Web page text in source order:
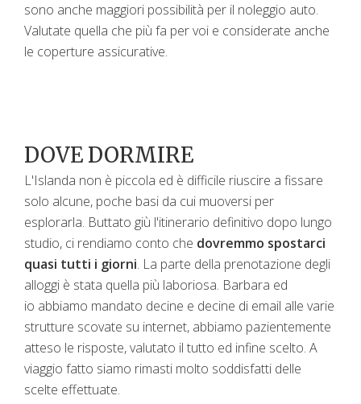
sono anche maggiori possibilità per il noleggio auto.
Valutate quella che più fa per voi e considerate anche
le coperture assicurative.
DOVE DORMIRE
L'Islanda non è piccola ed è difficile riuscire a fissare
solo alcune, poche basi da cui muoversi per
esplorarla. Buttato giù l'itinerario definitivo dopo lungo
studio, ci rendiamo conto che dovremmo spostarci
quasi tutti i giorni. La parte della prenotazione degli
alloggi è stata quella più laboriosa. Barbara ed
io abbiamo mandato decine e decine di email alle varie
strutture scovate su internet, abbiamo pazientemente
atteso le risposte, valutato il tutto ed infine scelto. A
viaggio fatto siamo rimasti molto soddisfatti delle
scelte effettuate.